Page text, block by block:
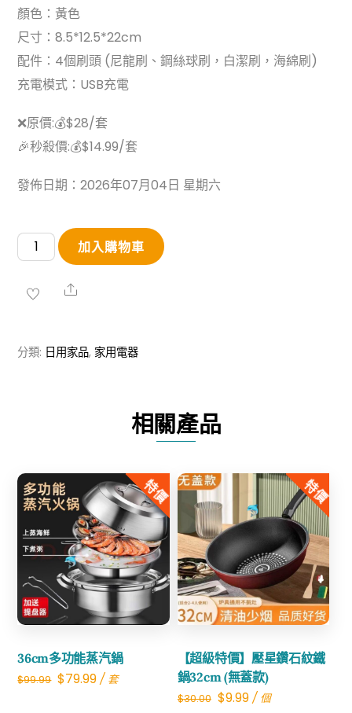
顏色：黃色
尺寸：8.5*12.5*22cm
配件：4個刷頭 (尼龍刷、鋼絲球刷，白潔刷，海綿刷)
充電模式：USB充電
❌原價:💰$28/套
🎉秒殺價:💰$14.99/套
發佈日期：2026年07月04日 星期六
通
貓
清
加入購物車
Share
分類: 日用家品, 家用電器
相關產品
特價
36cm多功能蒸汽鍋
$99.99 Original
$79.99Current
/ 套
Share
特價
【超級特價】壓星鑽石紋鐵
鍋32cm (無蓋款)
$30.00 Original
$9.99Current
/ 個
Share